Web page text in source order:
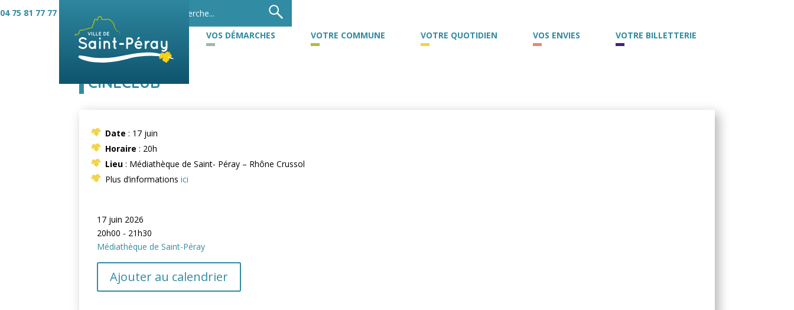
04 75 81 77 77
VOS DÉMARCHES VOTRE COMMUNE VOTRE QUOTIDIEN VOS ENVIES VOTRE BILLETTERIE
CINÉCLUB
Date : 17 juin
Horaire : 20h
Lieu : Médiathèque de Saint- Péray – Rhône Crussol
Plus d’informationsici
17 juin 2026
20h00 - 21h30
Médiathèque de Saint-Péray
Ajouter au calendrier